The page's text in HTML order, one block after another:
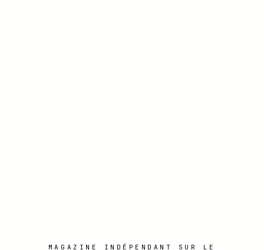
MAGAZINE INDÉPENDANT SUR LE